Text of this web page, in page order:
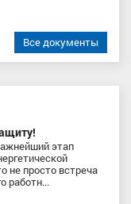
Все документы
этап
не просто встреча
работн...